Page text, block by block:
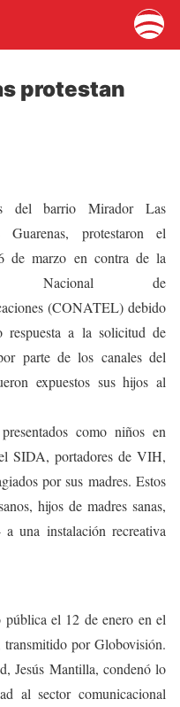
protestan
del barrio Mirador Las
Guarenas, protestaron el
de marzo en contra de la
Nacional de
(CONATEL) debido
respuesta a la solicitud de
parte de los canales del
expuestos sus hijos al
como niños en
SIDA, portadores de VIH,
por sus madres. Estos
hijos de madres sanas,
una instalación recreativa
el 12 de enero en el
por Globovisión.
Jesús Mantilla, condenó lo
al sector comunicacional